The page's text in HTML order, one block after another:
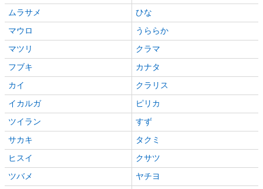
ムラサメ
ひな
マウロ
うららか
マツリ
クラマ
フブキ
カナタ
カイ
クラリス
イカルガ
ピリカ
ツイラン
すず
サカキ
タクミ
ヒスイ
クサツ
ツバメ
ヤチヨ